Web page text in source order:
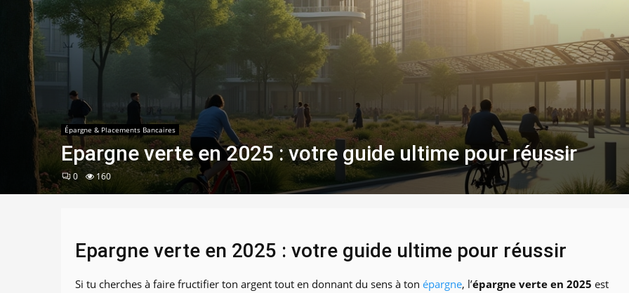
Épargne & Placements Bancaires
Epargne verte en 2025 : votre guide ultime pour réussir
0 160
Epargne verte en 2025 : votre guide ultime pour réussir
Si tu cherches à faire fructifier ton argent tout en donnant du sens à ton épargne, l’épargne verte en 2025 est